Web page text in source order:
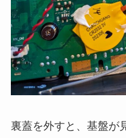
裏蓋を外すと、基盤が